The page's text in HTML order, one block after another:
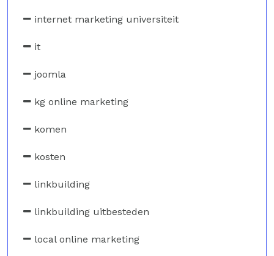
internet marketing universiteit
it
joomla
kg online marketing
komen
kosten
linkbuilding
linkbuilding uitbesteden
local online marketing